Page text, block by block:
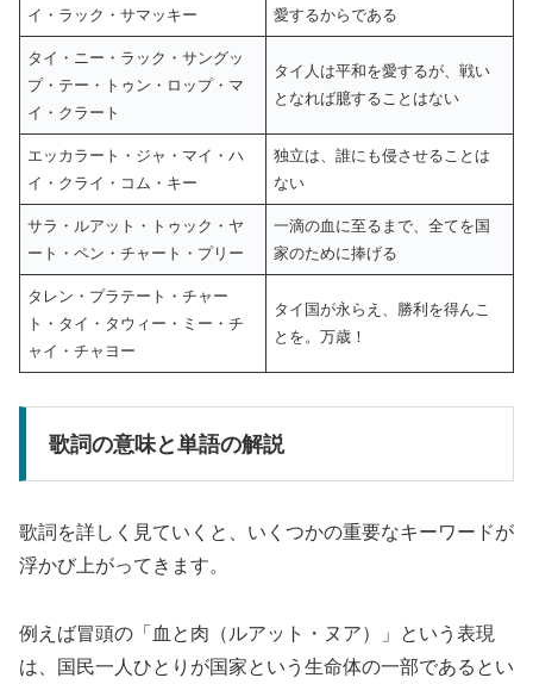
イ・ラック・サマッキー
愛するからである
タイ・ニー・ラック・サングッ
プ・テー・トゥン・ロップ・マ
イ・クラート
タイ人は平和を愛するが、戦い
となれば臆することはない
エッカラート・ジャ・マイ・ハ
イ・クライ・コム・キー
独立は、誰にも侵させることは
ない
サラ・ルアット・トゥック・ヤ
ート・ペン・チャート・プリー
一滴の血に至るまで、全てを国
家のために捧げる
タレン・プラテート・チャー
ト・タイ・タウィー・ミー・チ
ャイ・チャヨー
タイ国が永らえ、勝利を得んこ
とを。万歳！
歌詞の意味と単語の解説
歌詞を詳しく見ていくと、いくつかの重要なキーワードが
浮かび上がってきます。
例えば冒頭の「血と肉（ルアット・ヌア）」という表現
は、国民一人ひとりが国家という生命体の一部であるとい